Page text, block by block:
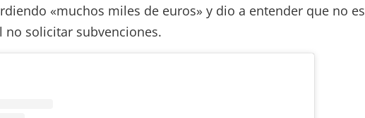
«muchos miles de euros» y dio a entender que no es
no solicitar subvenciones.